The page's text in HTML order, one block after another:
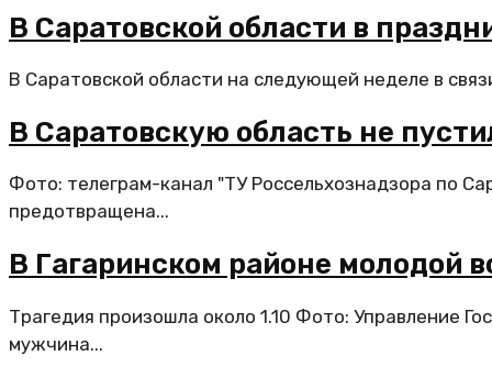
В Саратовской области в
В Саратовской области на следующей неделе в
В Саратовскую область не
Фото: телеграм-канал "ТУ Россельхознадзора по
предотвращена...
В Гагаринском районе молодой
Трагедия произошла около 1.10 Фото: Управление
мужчина...